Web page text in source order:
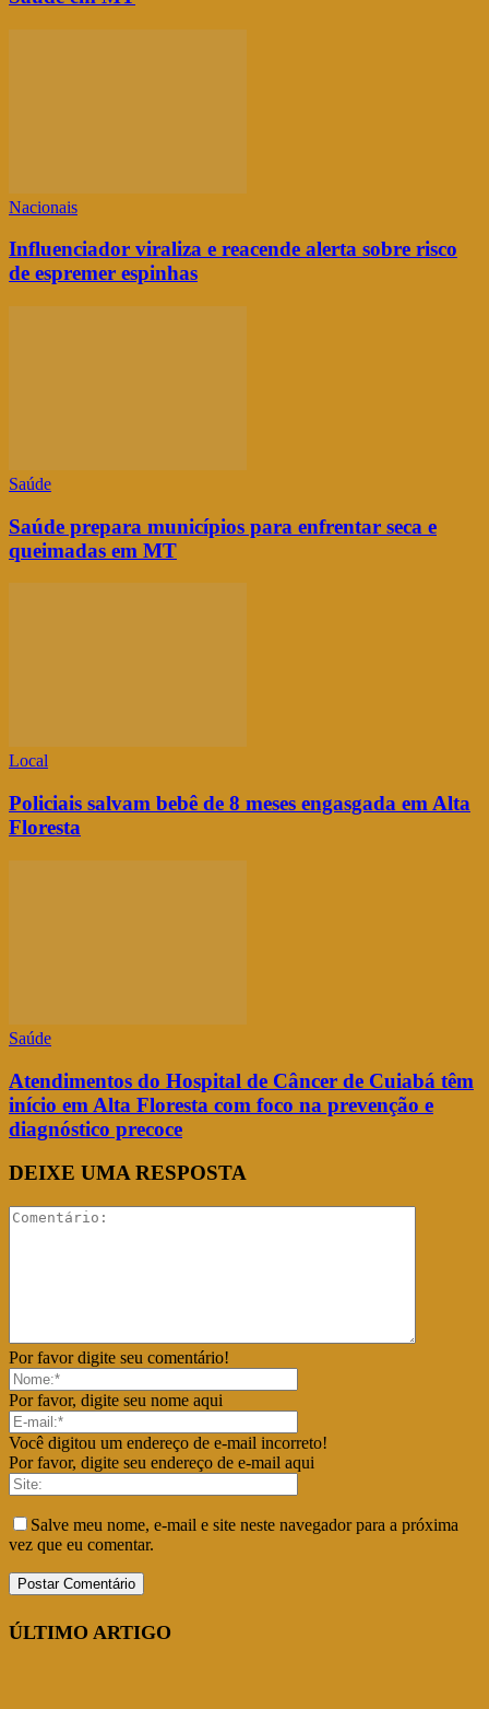
Nacionais
Influenciador viraliza e reacende alerta sobre risco
de espremer espinhas
Saúde
Saúde prepara municípios para enfrentar seca e
queimadas em MT
Local
Policiais salvam bebê de 8 meses engasgada em Alta
Floresta
Saúde
Atendimentos do Hospital de Câncer de Cuiabá têm
início em Alta Floresta com foco na prevenção e
diagnóstico precoce
DEIXE UMA RESPOSTA
Por favor digite seu comentário!
Por favor, digite seu nome aqui
Você digitou um endereço de e-mail incorreto!
Por favor, digite seu endereço de e-mail aqui
Salve meu nome, e-mail e site neste navegador para a próxima
vez que eu comentar.
ÚLTIMO ARTIGO